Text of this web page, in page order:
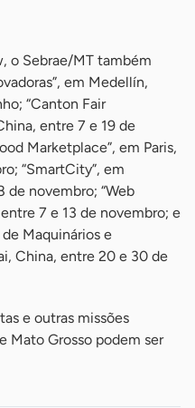
o Sebrae/MT também
em Medellín,
“Canton Fair
entre 7 e 19 de
Marketplace”, em Paris,
“SmartCity”, em
de novembro; “Web
7 e 13 de novembro; e
Maquinários e
China, entre 20 e 30 de
e outras missões
Mato Grosso podem ser